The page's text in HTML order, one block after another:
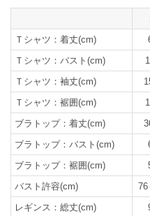
Ｔシャツ：着丈(cm)
Ｔシャツ：バスト(cm)
Ｔシャツ：袖丈(cm)
Ｔシャツ：裾囲(cm)
ブラトップ：着丈(cm)
ブラトップ：バスト(cm)
ブラトップ：裾囲(cm)
バスト許容(cm)
76
レギンス：総丈(cm)